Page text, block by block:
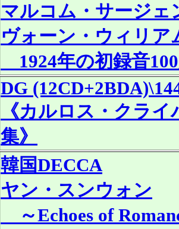
マルコム・サージェ
ヴォーン・ウィリア
1924年の初録音
DG
《カルロス・クラ
集》
韓国DECCA
ヤン・スンウォン
～Echoes of